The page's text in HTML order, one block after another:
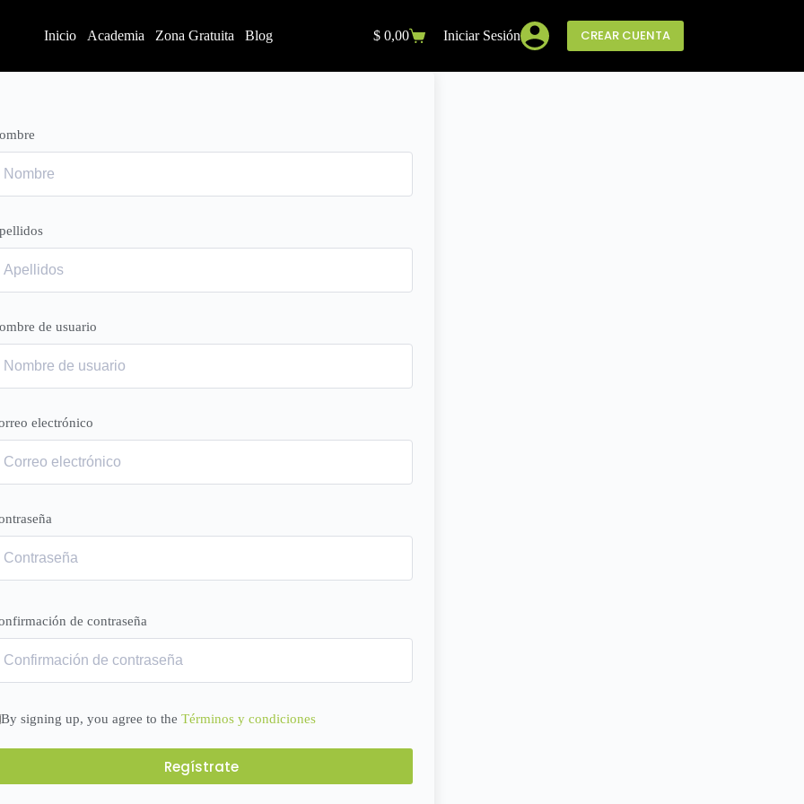
Inicio Academia Zona Gratuita Blog $0,00 Iniciar Sesión CREAR CUENTA
de usuario
electrónico
de contraseña
By signing up, you agree to the Términos y condiciones
Regístrate